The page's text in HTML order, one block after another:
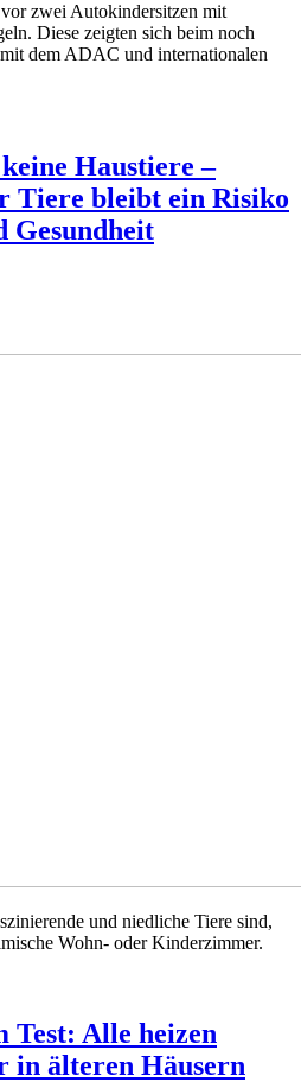
zwei Autokindersitzen mit
Diese zeigten sich beim noch
dem ADAC und internationalen
Haustiere –
Tiere bleibt ein Risiko
Gesundheit
und niedliche Tiere sind,
Wohn- oder Kinderzimmer.
Test: Alle heizen
in älteren Häusern